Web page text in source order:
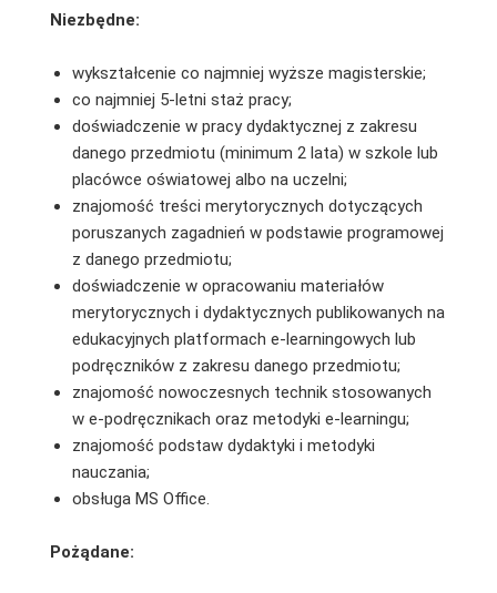
Niezbędne:
wykształcenie co najmniej wyższe magisterskie;
co najmniej 5-letni staż pracy;
doświadczenie w pracy dydaktycznej z zakresu
danego przedmiotu (minimum 2 lata) w szkole lub
placówce oświatowej albo na uczelni;
znajomość treści merytorycznych dotyczących
poruszanych zagadnień w podstawie programowej
z danego przedmiotu;
doświadczenie w opracowaniu materiałów
merytorycznych i dydaktycznych publikowanych na
edukacyjnych platformach e-learningowych lub
podręczników z zakresu danego przedmiotu;
znajomość nowoczesnych technik stosowanych
w e-podręcznikach oraz metodyki e-learningu;
znajomość podstaw dydaktyki i metodyki
nauczania;
obsługa MS Office.
Pożądane: